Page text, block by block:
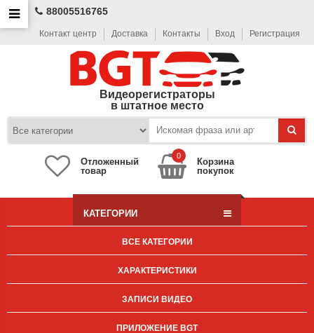
88005516765
Контакт центр Доставка Контакты Вход Регистрация
Видеорегистраторы
в штатное место
Отложенный
товар
0
Корзина
покупок
КАТЕГОРИИ
ВСЕ КАТЕГОРИИ
ХАРАКТЕРИСТИКИ
ЗАПИСИ ВИДЕО
ПРИЛОЖЕНИЕ BGT